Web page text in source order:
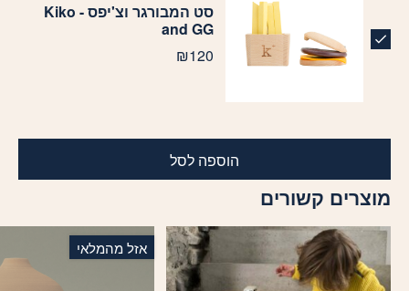
סט המבורגר וצ'יפס - Kiko
and GG
₪120
הוספה לסל
מוצרים קשורים
אזל מהמלאי